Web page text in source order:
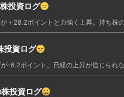
投資ログ
＋28.2ポイントと力強く上昇。持ち株
投資ログ
-6.2ポイント。日経の上昇が信じられ
投資ログ